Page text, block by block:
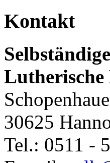
Kontakt
30625
Tel.: 0511 -